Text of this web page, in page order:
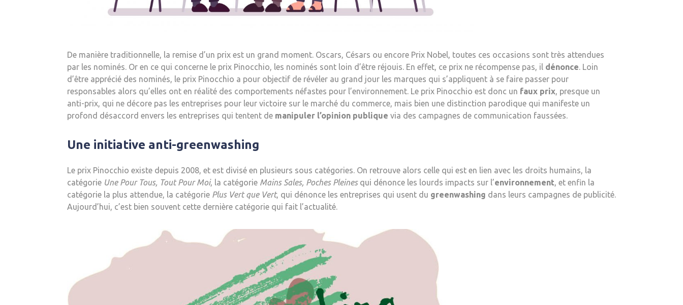
De manière traditionnelle, la remise d’un prix est un grand moment. Oscars, Césars ou encore Prix Nobel, toutes ces occasions sont très attendues
par les nominés. Or en ce qui concerne le prix Pinocchio, les nominés sont loin d’être réjouis. En effet, ce prix ne récompense pas, il dénonce. Loin
d’être apprécié des nominés, le prix Pinocchio a pour objectif de révéler au grand jour les marques qui s’appliquent à se faire passer pour
responsables alors qu’elles ont en réalité des comportements néfastes pour l’environnement. Le prix Pinocchio est donc un faux prix, presque un
anti-prix, qui ne décore pas les entreprises pour leur victoire sur le marché du commerce, mais bien une distinction parodique qui manifeste un
profond désaccord envers les entreprises qui tentent de manipuler l’opinion publique via des campagnes de communication faussées.
Une initiative anti-greenwashing
Le prix Pinocchio existe depuis 2008, et est divisé en plusieurs sous catégories. On retrouve alors celle qui est en lien avec les droits humains, la
catégorie Une Pour Tous, Tout Pour Moi, la catégorie Mains Sales, Poches Pleinesqui dénonce les lourds impacts sur l’environnement, et enfin la
catégorie la plus attendue, la catégorie Plus Vert que Vert, qui dénonce les entreprises qui usent du greenwashing dans leurs campagnes de publicité.
Aujourd’hui, c’est bien souvent cette dernière catégorie qui fait l’actualité.